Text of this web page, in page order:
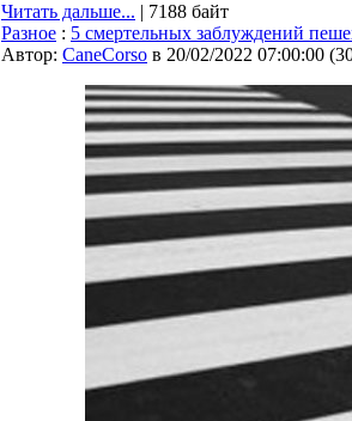
Читать дальше... | 7188 байт
Разное : 5 смертельных заблуждений
Автор: CaneCorso в 20/02/2022 07:00:00 (